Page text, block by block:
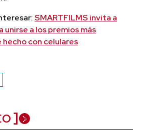
SMARTFILMS invita a
unirse a los premios más
con celulares